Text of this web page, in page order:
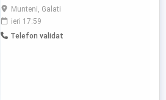
medii profesionale, studii superioare
finalizate - profil tehnic (avantaj
specializarea Mecanica, TCM,
Electrotehnica); - Este importanta
Munteni, Galati
ieri 17:59
Telefon validat